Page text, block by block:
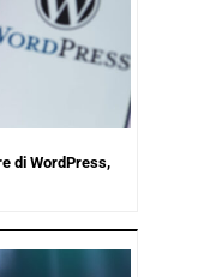
di WordPress,